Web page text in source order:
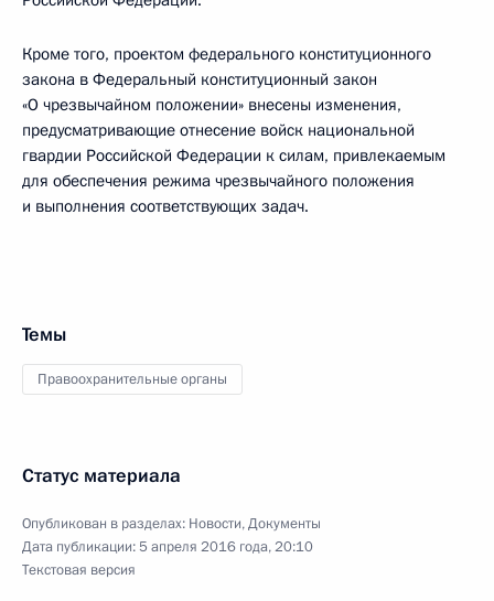
Кроме того, проектом федерального конституционного
закона в Федеральный конституционный закон
«О чрезвычайном положении» внесены изменения,
предусматривающие отнесение войск национальной
гвардии Российской Федерации к силам, привлекаемым
для обеспечения режима чрезвычайного положения
и выполнения соответствующих задач.
Темы
Правоохранительные органы
Статус материала
Опубликован в разделах: Новости,Документы
Дата публикации:5 апреля 2016 года, 20:10
Текстовая версия